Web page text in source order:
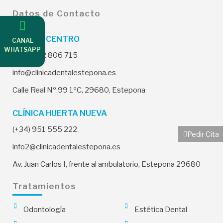
CANAL
WHATSAPP
Pedir Cita
Tratamientos
Odontología
Estética Dental
Datos de Contacto
CLÍNICA CENTRO
(+34) 952 806 715
info@clinicadentalestepona.es
Calle Real Nº 99 1ºC, 29680, Estepona
CLÍNICA HUERTA NUEVA
(+34) 951 555 222
info2@clinicadentalestepona.es
Av. Juan Carlos I, frente al ambulatorio, Estepona 29680